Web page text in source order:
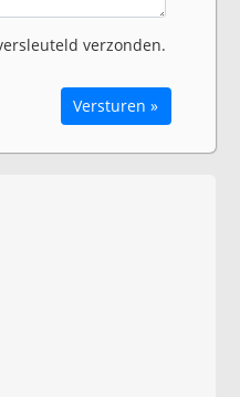
verzonden.
Versturen »